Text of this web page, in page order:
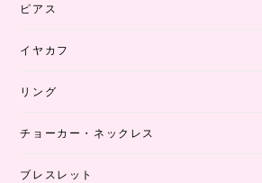
ピアス
イヤカフ
リング
チョーカー・ネックレス
ブレスレット